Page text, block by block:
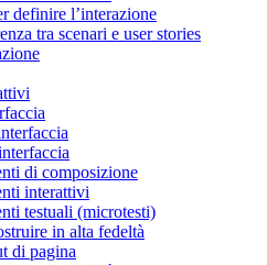
definire l’interazione
tra scenari e user stories
di composizione
interattivi
testuali (microtesti)
in alta fedeltà
di pagina